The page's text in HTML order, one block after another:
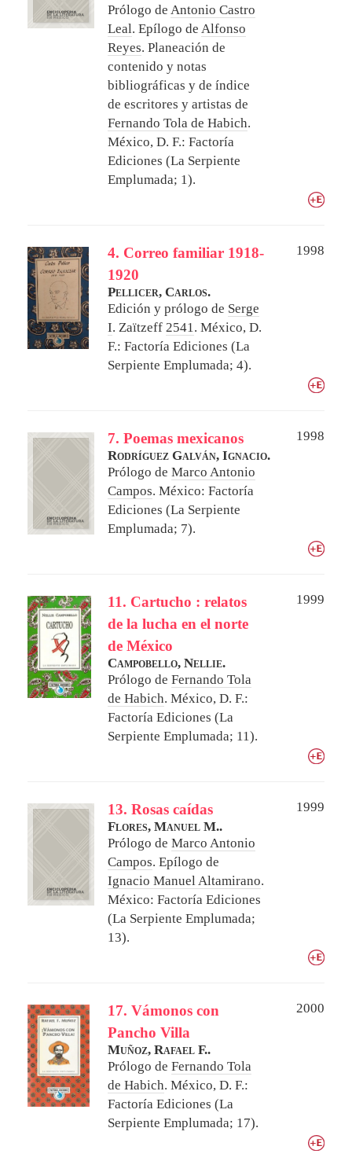
Prólogo de Antonio Castro
Leal. Epílogo de Alfonso
Reyes. Planeación de
contenido y notas
bibliográficas y de índice
de escritores y artistas de
Fernando Tola de Habich.
México, D. F.: Factoría
Ediciones (La Serpiente
Emplumada; 1).
4. Correo familiar 1918-
1920
1998
Pellicer, Carlos.
Edición y prólogo de Serge
I. Zaïtzeff 2541. México, D.
F.: Factoría Ediciones (La
Serpiente Emplumada; 4).
7. Poemas mexicanos
1998
Rodríguez Galván, Ignacio.
Prólogo de Marco Antonio
Campos. México: Factoría
Ediciones (La Serpiente
Emplumada; 7).
11. Cartucho : relatos
de la lucha en el norte
de México
1999
Campobello, Nellie.
Prólogo de Fernando Tola
de Habich. México, D. F.:
Factoría Ediciones (La
Serpiente Emplumada; 11).
13. Rosas caídas
1999
Flores, Manuel M..
Prólogo de Marco Antonio
Campos. Epílogo de
Ignacio Manuel Altamirano.
México: Factoría Ediciones
(La Serpiente Emplumada;
13).
17. Vámonos con
Pancho Villa
2000
Muñoz, Rafael F..
Prólogo de Fernando Tola
de Habich. México, D. F.:
Factoría Ediciones (La
Serpiente Emplumada; 17).